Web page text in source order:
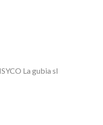
La gubia sl